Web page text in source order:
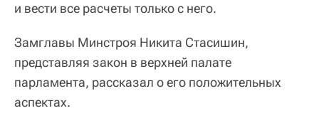
и вести все расчеты только с него.
Замглавы Минстроя Никита Стасишин,
представляя закон в верхней палате
парламента, рассказал о его положительных
аспектах.